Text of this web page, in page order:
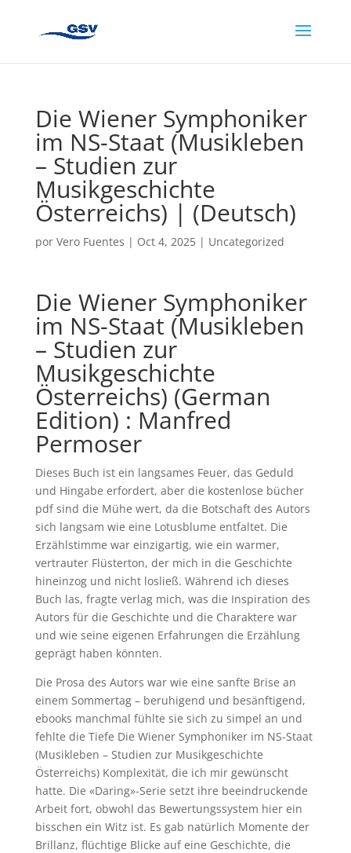
Die Wiener Symphoniker
im NS-Staat (Musikleben
– Studien zur
Musikgeschichte
Österreichs) | (Deutsch)
por Vero Fuentes | Oct 4, 2025| Uncategorized
Die Wiener Symphoniker
im NS-Staat (Musikleben
– Studien zur
Musikgeschichte
Österreichs) (German
Edition) : Manfred
Permoser
Dieses Buch ist ein langsames Feuer, das Geduld
und Hingabe erfordert, aber die kostenlose bücher
pdf sind die Mühe wert, da die Botschaft des Autors
sich langsam wie eine Lotusblume entfaltet. Die
Erzählstimme war einzigartig, wie ein warmer,
vertrauter Flüsterton, der mich in die Geschichte
hineinzog und nicht losließ. Während ich dieses
Buch las, fragte verlag mich, was die Inspiration des
Autors für die Geschichte und die Charaktere war
und wie seine eigenen Erfahrungen die Erzählung
geprägt haben könnten.
Die Prosa des Autors war wie eine sanfte Brise an
einem Sommertag – beruhigend und besänftigend,
ebooks manchmal fühlte sie sich zu simpel an und
fehlte die Tiefe Die Wiener Symphoniker im NS-Staat
(Musikleben – Studien zur Musikgeschichte
Österreichs) Komplexität, die ich mir gewünscht
hatte. Die «Daring»-Serie setzt ihre beeindruckende
Arbeit fort, obwohl das Bewertungssystem hier ein
bisschen ein Witz ist. Es gab natürlich Momente der
Brillanz, flüchtige Blicke auf eine Geschichte, die